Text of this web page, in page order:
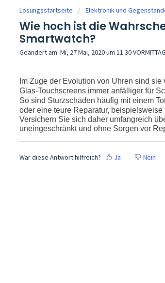
Lösungsstartseite Elektronik und
Wie hoch ist die
Smartwatch?
Geändert am: Mi, 27 Mai, 2020 um 11:30
Im Zuge der Evolution von Uhren sind
Glas-Touchscreens immer anfälliger für
So sind Sturzschäden häufig mit einem
oder eine teure Reparatur,
Versichern Sie sich daher umfangreich
uneingeschränkt und ohne Sorgen vor
War diese Antwort hilfreich? Ja Nein